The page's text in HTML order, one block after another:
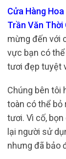
Cửa Hàng
Trần Văn Thời
mừng đến với
vực bạn có
tươi đẹp tuyệt
Chúng bên tôi
toàn có thể bỏ
tươi. Vì cố,
lại người sử
nhưng đã bảo